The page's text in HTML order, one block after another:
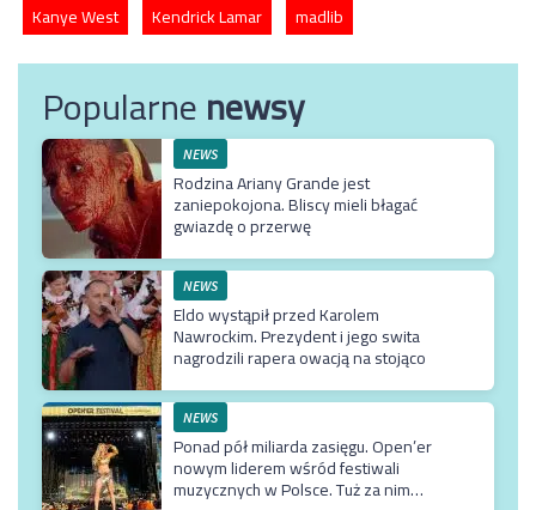
Kanye West Kendrick Lamar madlib
Popularnenewsy
NEWS
Rodzina Ariany Grande jest
zaniepokojona. Bliscy mieli błagać
gwiazdę o przerwę
NEWS
Eldo wystąpił przed Karolem
Nawrockim. Prezydent i jego swita
nagrodzili rapera owacją na stojąco
NEWS
Ponad pół miliarda zasięgu. Open’er
nowym liderem wśród festiwali
muzycznych w Polsce. Tuż za nim